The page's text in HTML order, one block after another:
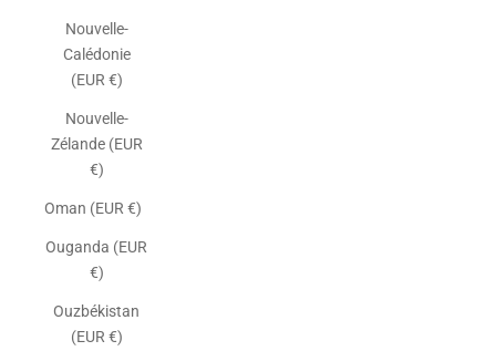
Nouvelle-
Calédonie
(EUR €)
Nouvelle-
Zélande (EUR
€)
Oman (EUR €)
Ouganda (EUR
€)
Ouzbékistan
(EUR €)